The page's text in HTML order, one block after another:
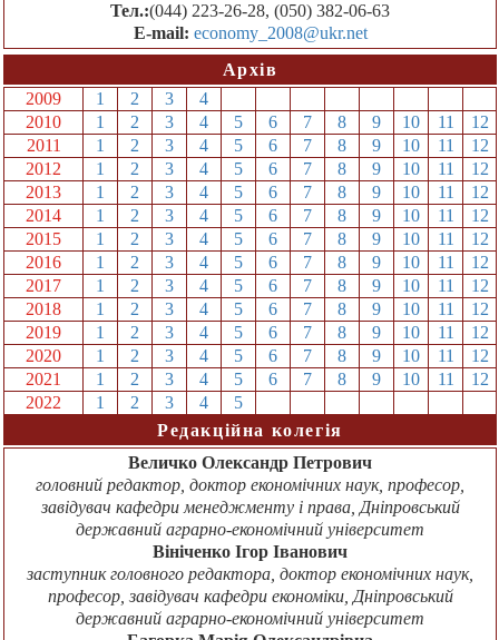
Тел.:(044) 223-26-28, (050) 382-06-63
E-mail: economy_2008@ukr.net
Архів
2009
1 2 3 4
2010
1 2 3 4 5 6 7 8 9 10 11
12
2011
1 2 3 4 5 6 7 8 9 10 11
12
2012
1 2 3 4 5 6 7 8 9 10 11
12
2013
1 2 3 4 5 6 7 8 9 10 11
12
2014
1 2 3 4 5 6 7 8 9 10 11
12
2015
1 2 3 4 5 6 7 8 9 10 11
12
2016
1 2 3 4 5 6 7 8 9 10 11
12
2017
1 2 3 4 5 6 7 8 9 10 11
12
2018
1 2 3 4 5 6 7 8 9 10 11
12
2019
1 2 3 4 5 6 7 8 9 10 11
12
2020
1 2 3 4 5 6 7 8 9 10 11
12
2021
1 2 3 4 5 6 7 8 9 10 11
12
2022
1 2 3 4 5
Редакційна колегія
Величко Олександр Петрович
головний редактор, доктор економічних наук, професор,
завідувач кафедри менеджменту і права, Дніпровський
державний аграрно-економічний університет
Вініченко Ігор Іванович
заступник головного редактора, доктор економічних наук,
професор, завідувач кафедри економіки, Дніпровський
державний аграрно-економічний університет